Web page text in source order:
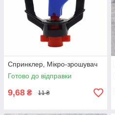
Спринклер, Мікро-зрошувач
Готово до відправки
9,68 ₴ 11 ₴